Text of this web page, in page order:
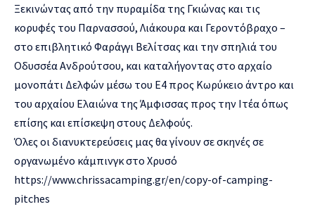
Ξεκινώντας από την πυραμίδα της Γκιώνας και τις
κορυφές του Παρνασσού, Λιάκουρα και Γεροντόβραχο –
στο επιβλητικό Φαράγγι Βελίτσας και την σπηλιά του
Οδυσσέα Ανδρούτσου, και καταλήγοντας στο αρχαίο
μονοπάτι Δελφών μέσω του Ε4 προς Κωρύκειο άντρο και
του αρχαίου Ελαιώνα της Άμφισσας προς την Ιτέα όπως
επίσης και επίσκεψη στους Δελφούς.
Όλες οι διανυκτερεύσεις μας θα γίνουν σε σκηνές σε
οργανωμένο κάμπινγκ στο Χρυσό
https://www.chrissacamping.gr/en/copy-of-camping-
pitches